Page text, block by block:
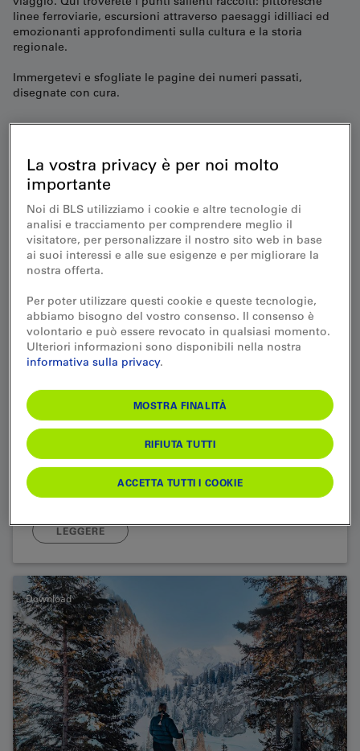
linee ferroviarie, escursioni attraverso paesaggi idilliaci ed
emozionanti approfondimenti sulla cultura e la storia
regionale.
Immergetevi e sfogliate le pagine dei numeri passati,
disegnate con cura.
Download
Rivista clienti «Trouvaillen»
Numero di giugno 2026
LEGGERE
Download
La vostra privacy è per noi molto
importante
Noi di BLS utilizziamo i cookie e altre tecnologie di
analisi e tracciamento per comprendere meglio il
visitatore, per personalizzare il nostro sito web in base
ai suoi interessi e alle sue esigenze e per migliorare la
nostra offerta.
Per poter utilizzare questi cookie e queste tecnologie,
abbiamo bisogno del vostro consenso. Il consenso è
volontario e può essere revocato in qualsiasi momento.
Ulteriori informazioni sono disponibili nella nostra
informativa sulla privacy.
MOSTRA FINALITÀ
RIFIUTA TUTTI
ACCETTA TUTTI I COOKIE